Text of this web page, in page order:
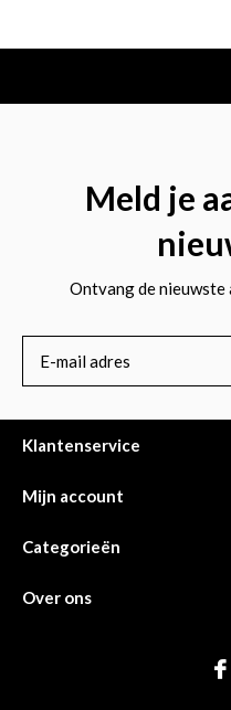
Meld je
Ontvang de nieuwste
Klantenservice
Mijn account
Categorieën
Over ons